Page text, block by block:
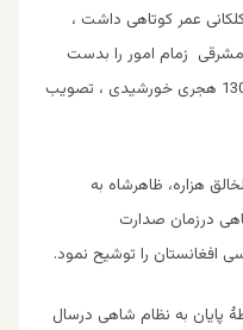
عمر کوتاهی داشت ،
زمام امور را بدست
گیرد و دومین قانون اساسی را درسال 1309 هجری خورشیدی ، تصویب
هزاره، ظاهرشاه به
درزمان صدارت
را توشیح نمود.
پایان به نظام شاهی درسال